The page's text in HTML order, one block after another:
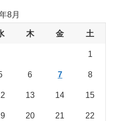
8月
木 金 土
1
6 7 8
13 14 15
20 21 22